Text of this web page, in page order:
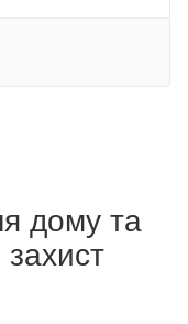
дому та